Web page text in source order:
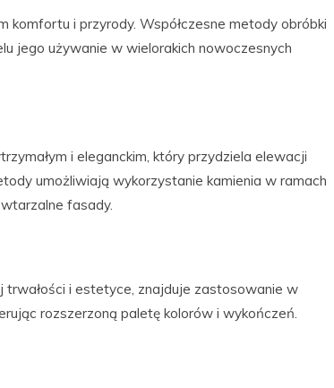
komfortu i przyrody. Współczesne metody obróbki
jego używanie w wielorakich nowoczesnych
i eleganckim, który przydziela elewacji
umożliwiają wykorzystanie kamienia w ramach
fasady.
trwałości i estetyce, znajduje zastosowanie w
rozszerzoną paletę kolorów i wykończeń.